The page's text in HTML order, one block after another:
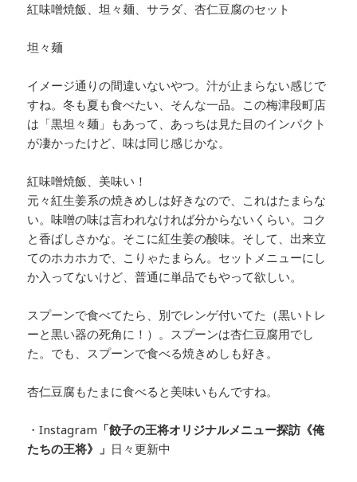
紅味噌焼飯、坦々麺、サラダ、杏仁豆腐のセット
坦々麺
イメージ通りの間違いないやつ。汁が止まらない感じで
すね。冬も夏も食べたい、そんな一品。この梅津段町店
は「黒坦々麺」もあって、あっちは見た目のインパクト
が凄かったけど、味は同じ感じかな。
紅味噌焼飯、美味い！
元々紅生姜系の焼きめしは好きなので、これはたまらな
い。味噌の味は言われなければ分からないくらい。コク
と香ばしさかな。そこに紅生姜の酸味。そして、出来立
てのホカホカで、こりゃたまらん。セットメニューにし
か入ってないけど、普通に単品でもやって欲しい。
スプーンで食べてたら、別でレンゲ付いてた（黒いトレ
ーと黒い器の死角に！）。スプーンは杏仁豆腐用でし
た。でも、スプーンで食べる焼きめしも好き。
杏仁豆腐もたまに食べると美味いもんですね。
・Instagram 「餃子の王将オリジナルメニュー探訪 《俺
たちの王将》」 日々更新中